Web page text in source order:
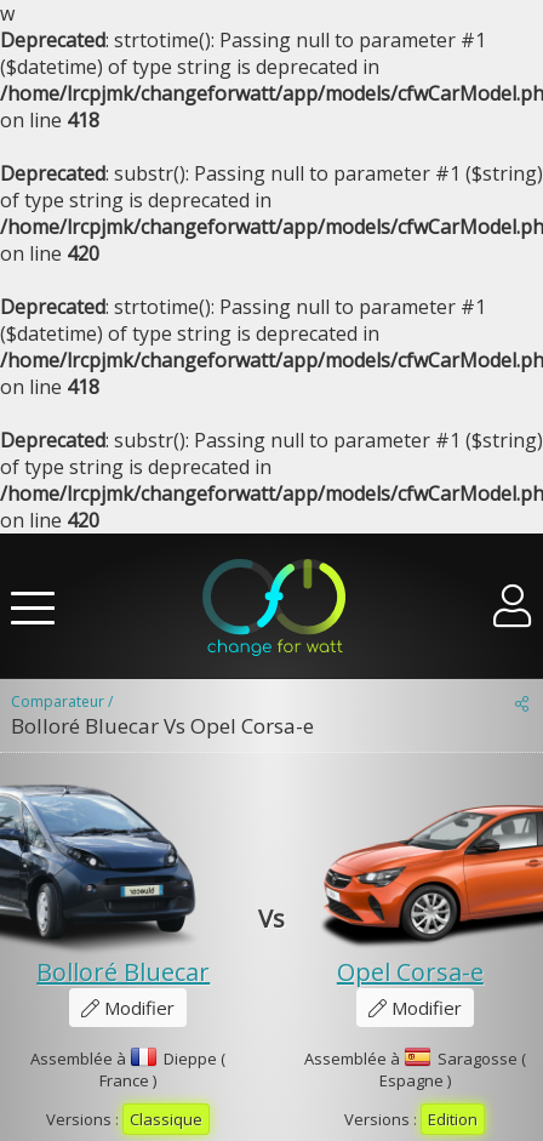
w
Deprecated: strtotime(): Passing null to parameter #1
($datetime) of type string is deprecated in
/home/lrcpjmk/changeforwatt/app/models/
on line 418
Deprecated: substr(): Passing null to parameter #1 ($string)
of type string is deprecated in
/home/lrcpjmk/changeforwatt/app/models/
on line 420
Deprecated: strtotime(): Passing null to parameter #1
($datetime) of type string is deprecated in
/home/lrcpjmk/changeforwatt/app/models/
on line 418
Deprecated: substr(): Passing null to parameter #1 ($string)
of type string is deprecated in
/home/lrcpjmk/changeforwatt/app/models/
on line 420
Comparateur /
Bolloré Bluecar Vs Opel Corsa-e
Bolloré Bluecar
Modifier
Assemblée à
Dieppe (
France )
Versions : Classique
Vs
Opel Corsa-e
Modifier
Assemblée à
Saragosse (
Espagne )
Versions : Edition